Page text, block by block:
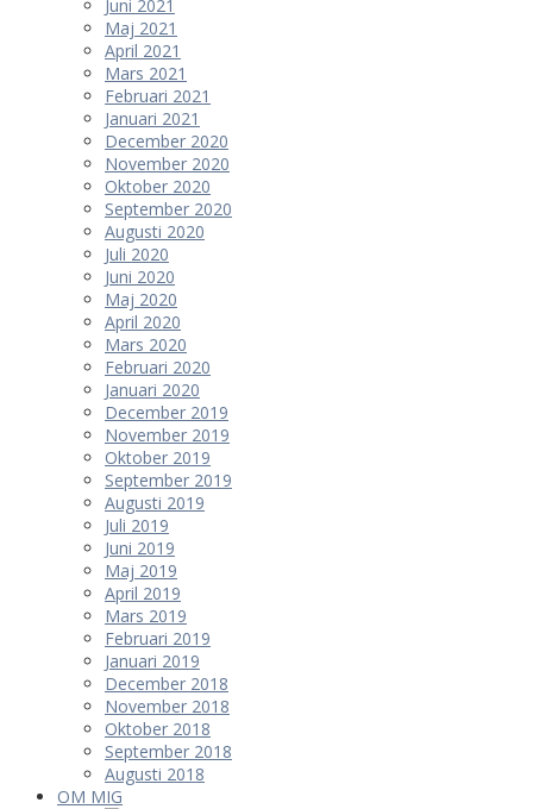
Juni 2021
Maj 2021
April 2021
Mars 2021
Februari 2021
Januari 2021
December 2020
November 2020
Oktober 2020
September 2020
Augusti 2020
Juli 2020
Juni 2020
Maj 2020
April 2020
Mars 2020
Februari 2020
Januari 2020
December 2019
November 2019
Oktober 2019
September 2019
Augusti 2019
Juli 2019
Juni 2019
Maj 2019
April 2019
Mars 2019
Februari 2019
Januari 2019
December 2018
November 2018
Oktober 2018
September 2018
Augusti 2018
OM MIG